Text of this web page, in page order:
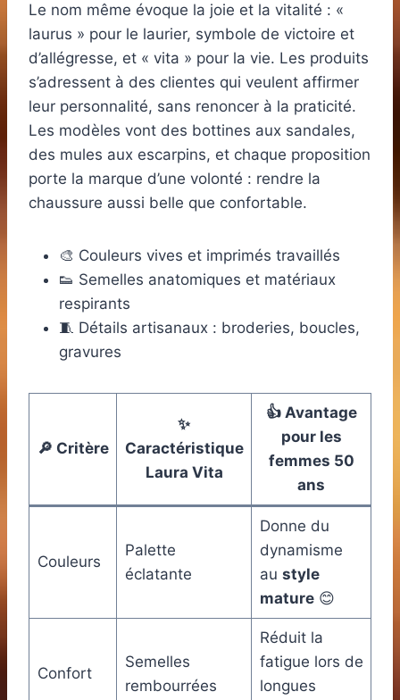
Le nom même évoque la joie et la vitalité : «
laurus » pour le laurier, symbole de victoire et
d’allégresse, et « vita » pour la vie. Les produits
s’adressent à des clientes qui veulent affirmer
leur personnalité, sans renoncer à la praticité.
Les modèles vont des bottines aux sandales,
des mules aux escarpins, et chaque proposition
porte la marque d’une volonté : rendre la
chaussure aussi belle que confortable.
🎨 Couleurs vives et imprimés travaillés
👟 Semelles anatomiques et matériaux
respirants
🧵 Détails artisanaux : broderies, boucles,
gravures
🔎 Critère
✨
Caractéristique
Laura Vita
👍 Avantage
pour les
femmes 50
ans
Couleurs
Palette
éclatante
Donne du
dynamisme
au style
mature😊
Confort
Semelles
rembourrées
Réduit la
fatigue lors de
longues